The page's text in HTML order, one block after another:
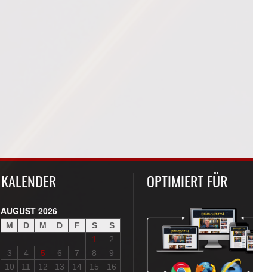
KALENDER
AUGUST 2026
M D M D F S
S
1
2
3
4 5 6 7 8
9
10
11 12 13 14 15 16
OPTIMIERT FÜR